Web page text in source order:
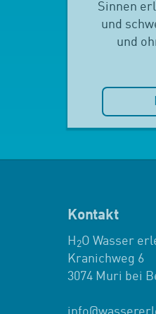
Sinnen
und
und
Kontakt
H 2O Wasser
Kranichweg 6
3074 Muri bei